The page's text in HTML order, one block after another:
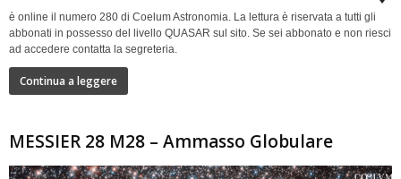
è online il numero 280 di Coelum Astronomia. La lettura è riservata a tutti gli
abbonati in possesso del livello QUASAR sul sito. Se sei abbonato e non riesci
ad accedere contatta la segreteria.
Continua a leggere
MESSIER 28 M28 – Ammasso Globulare